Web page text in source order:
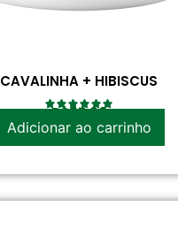
CAVALINHA + HIBISCUS
R$37.90
Adicionar ao carrinho